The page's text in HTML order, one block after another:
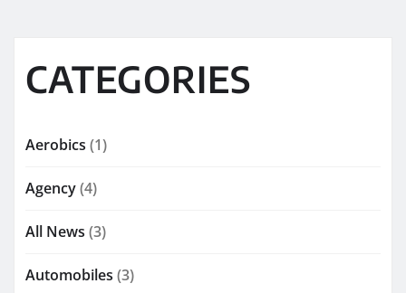
CATEGORIES
Aerobics (1)
Agency(4)
All News (3)
Automobiles (3)